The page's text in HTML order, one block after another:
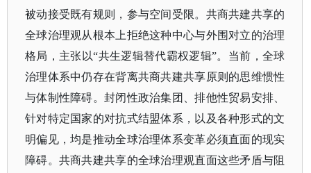
被动接受既有规则，参与空间受限。共商共建共享的
全球治理观从根本上拒绝这种中心与外围对立的治理
格局，主张以“共生逻辑替代霸权逻辑”。当前，全球
治理体系中仍存在背离共商共建共享原则的思维惯性
与体制性障碍。封闭性政治集团、排他性贸易安排、
针对特定国家的对抗式结盟体系，以及各种形式的文
明偏见，均是推动全球治理体系变革必须直面的现实
障碍。共商共建共享的全球治理观直面这些矛盾与阻